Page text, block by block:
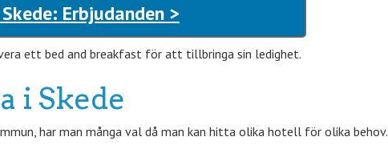
Erbjudanden >
ett bed and breakfast för att tillbringa sin ledighet.
i Skede
har man många val då man kan hitta olika hotell för olika behov.